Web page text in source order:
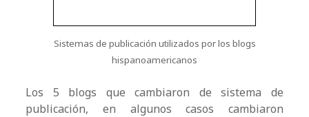
Sistemas de publicación utilizados por los blogs
hispanoamericanos
Los 5 blogs que cambiaron de sistema de
publicación, en algunos casos cambiaron